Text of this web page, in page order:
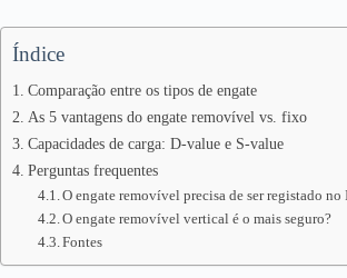
Índice
Comparação entre os tipos de engate
As 5 vantagens do engate removível vs. fixo
Capacidades de carga: D-value e S-value
Perguntas frequentes
O engate removível precisa de ser registado
O engate removível vertical é o mais seguro?
Fontes